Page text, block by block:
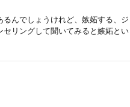
るんでしょうけれど、嫉妬する、
セリングして聞いてみると嫉妬と